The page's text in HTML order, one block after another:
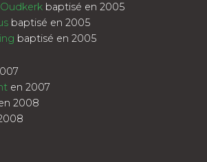
baptisé en 2005
baptisé en 2005
baptisé en 2005
en 2007
2008